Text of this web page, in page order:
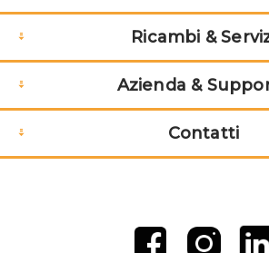
Ricambi &
Azienda &
Contatti